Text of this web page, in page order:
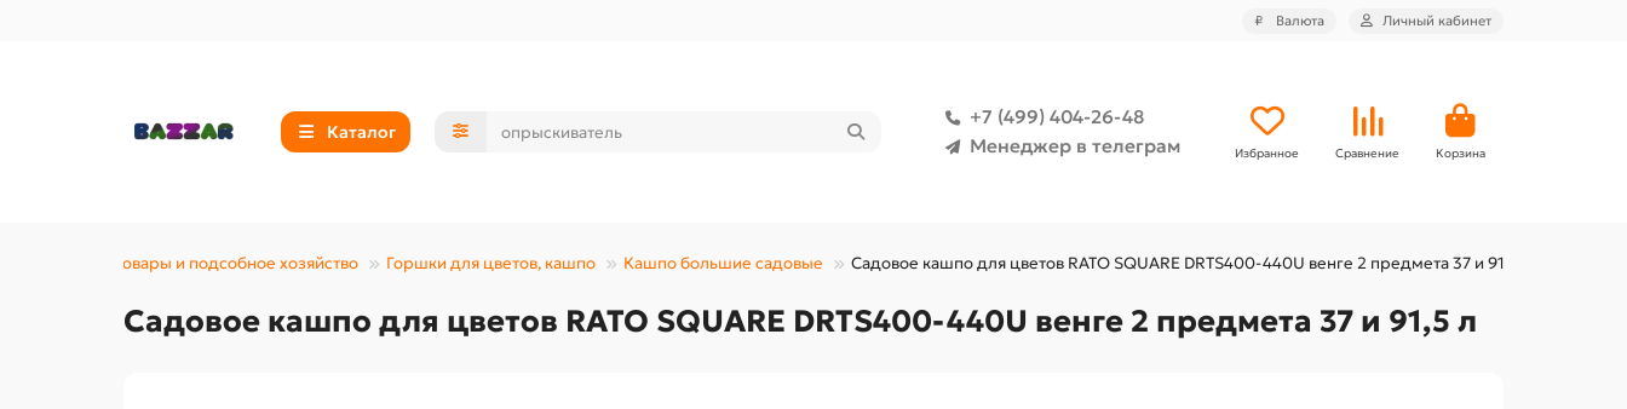
₽ Валюта Личный кабинет
Каталог
+7 (499) 404-26-48
Менеджер в телеграм
Избранное Сравнение Корзина
Хозтовары и подсобное хозяйство Горшки для цветов, кашпо Кашпо большие садовые Садовое кашпо для цветов RATO SQUARE DRTS400-440U венге 2 предмета 37 и 91,5 л
Садовое кашпо для цветов RATO SQUARE DRTS400-440U венге 2 предмета 37 и 91,5 л